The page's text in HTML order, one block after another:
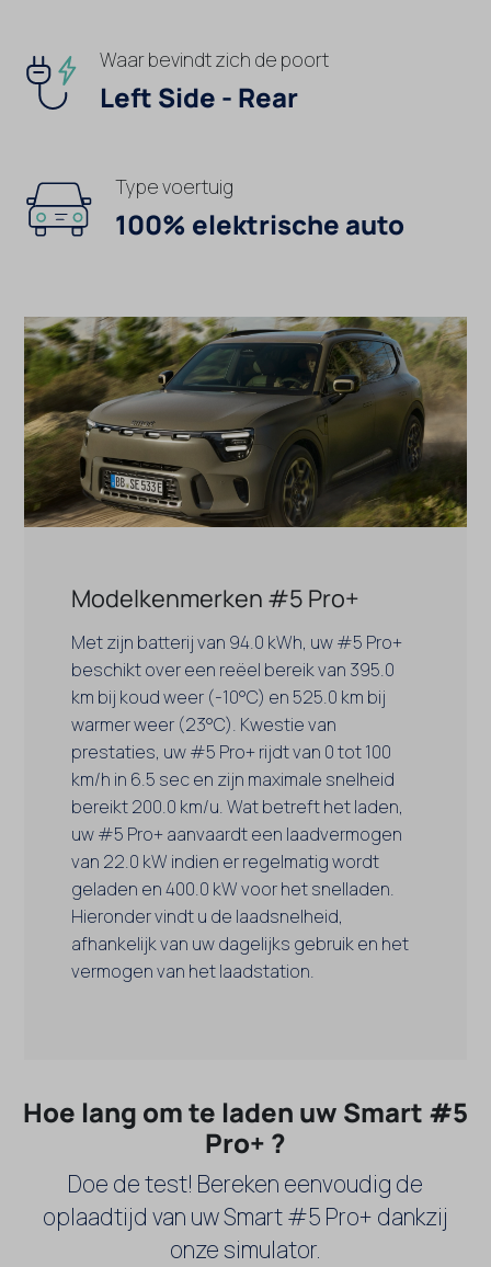
Waar bevindt zich de poort
Left Side - Rear
Type voertuig
100% elektrische auto
Modelkenmerken #5 Pro+
Met zijn batterij van 94.0 kWh, uw #5 Pro+
beschikt over een reëel bereik van 395.0
km bij koud weer (-10°C) en 525.0 km bij
warmer weer (23°C). Kwestie van
prestaties, uw #5 Pro+ rijdt van 0 tot 100
km/h in 6.5 sec en zijn maximale snelheid
bereikt 200.0 km/u. Wat betreft het laden,
uw #5 Pro+ aanvaardt een laadvermogen
van 22.0 kW indien er regelmatig wordt
geladen en 400.0 kW voor het snelladen.
Hieronder vindt u de laadsnelheid,
afhankelijk van uw dagelijks gebruik en het
vermogen van het laadstation.
Hoe lang om te laden uw Smart #5
Pro+ ?
Doe de test! Bereken eenvoudig de
oplaadtijd van uw Smart #5 Pro+ dankzij
onze simulator.